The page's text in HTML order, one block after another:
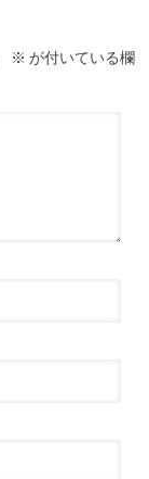
※ が付いている欄